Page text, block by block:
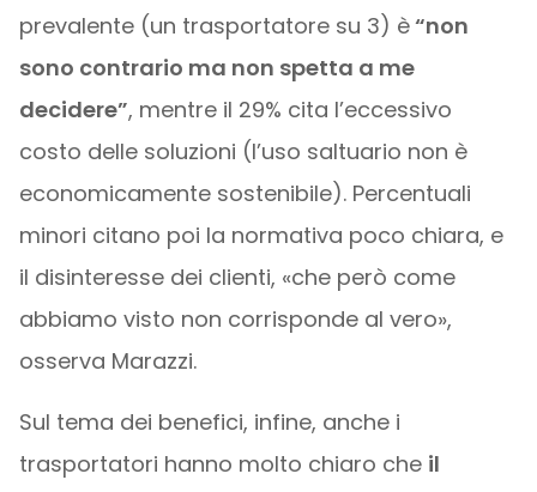
prevalente (un trasportatore su 3) è“non
sono contrario ma non spetta a me
decidere”, mentre il 29% cita l’eccessivo
costo delle soluzioni (l’uso saltuario non è
economicamente sostenibile). Percentuali
minori citano poi la normativa poco chiara, e
il disinteresse dei clienti, «che però come
abbiamo visto non corrisponde al vero»,
osserva Marazzi.
Sul tema dei benefici, infine, anche i
trasportatori hanno molto chiaro che il